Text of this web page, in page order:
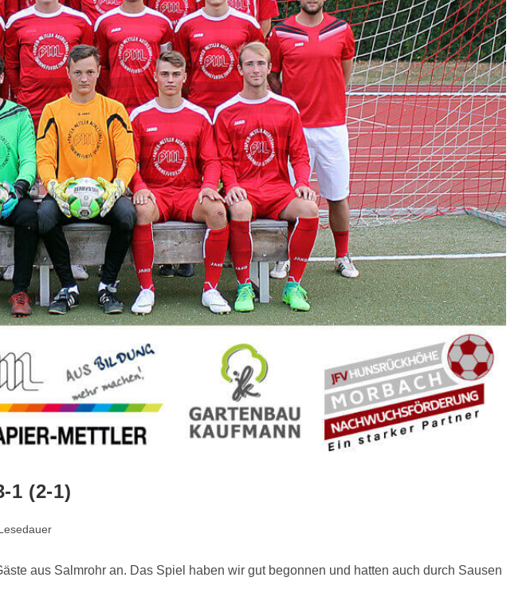
1 (2-1)
aus Salmrohr an. Das Spiel haben wir gut begonnen und hatten auch durch Sausen